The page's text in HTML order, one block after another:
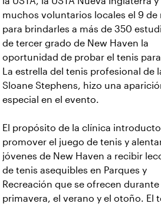
muchos voluntarios locales el 9 de
para brindarles a más de 350
de tercer grado de New Haven la
oportunidad de probar el tenis
La estrella del tenis profesional de
Sloane Stephens, hizo una
especial en el evento.
El propósito de la clínica
promover el juego de tenis y
jóvenes de New Haven a recibir
de tenis asequibles en Parques y
Recreación que se ofrecen durante
primavera, el verano y el otoño. El